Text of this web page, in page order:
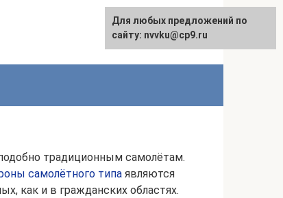
English
традиционным самолётам.
самолётного типа являются
как и в гражданских областях.
Для любых предложений по
сайту: nvvku@cp9.ru